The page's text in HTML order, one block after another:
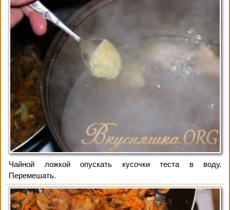
Чайной ложкой опускать кусочки теста в воду.
Перемешать.